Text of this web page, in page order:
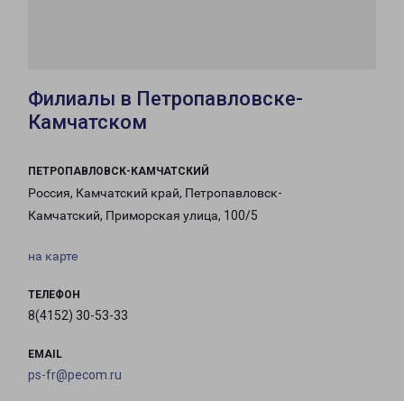
Филиалы в Петропавловске-
Камчатском
ПЕТРОПАВЛОВСК-КАМЧАТСКИЙ
Россия, Камчатский край, Петропавловск-
Камчатский, Приморская улица, 100/5
на карте
ТЕЛЕФОН
8(4152) 30-53-33
EMAIL
ps-fr@pecom.ru